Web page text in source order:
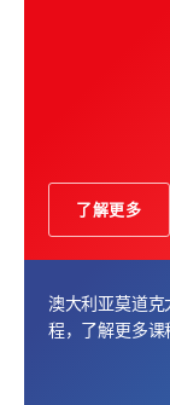
了解更多
澳大利亚莫道
程，了解更多课